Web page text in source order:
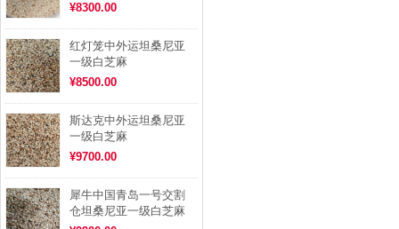
¥8300.00
红灯笼中外运坦桑尼亚
一级白芝麻
¥8500.00
斯达克中外运坦桑尼亚
一级白芝麻
¥9700.00
犀牛中国青岛一号交割
仓坦桑尼亚一级白芝麻